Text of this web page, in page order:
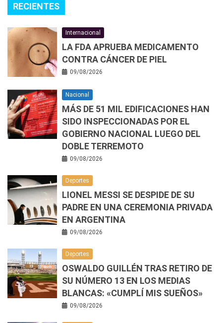
RECIENTES
Internacional
LA FDA APRUEBA MEDICAMENTO
CONTRA CÁNCER DE PIEL
09/08/2026
Nacional
MÁS DE 51 MIL EDIFICACIONES HAN
SIDO INSPECCIONADAS POR EL
GOBIERNO NACIONAL LUEGO DEL
DOBLE TERREMOTO
09/08/2026
Deportes
LIONEL MESSI SE DESPIDE DE SU
PADRE EN UNA CEREMONIA PRIVADA
EN ARGENTINA
09/08/2026
Deportes
OSWALDO GUILLÉN TRAS RETIRO DE
SU NÚMERO 13 EN LOS MEDIAS
BLANCAS: «CUMPLÍ MIS SUEÑOS»
09/08/2026